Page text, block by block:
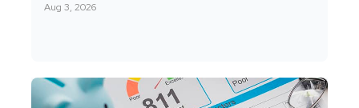
Aug 3, 2026